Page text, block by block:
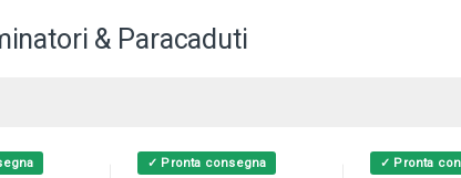
& Paracaduti
✓ Pronta consegna ✓ Pronta